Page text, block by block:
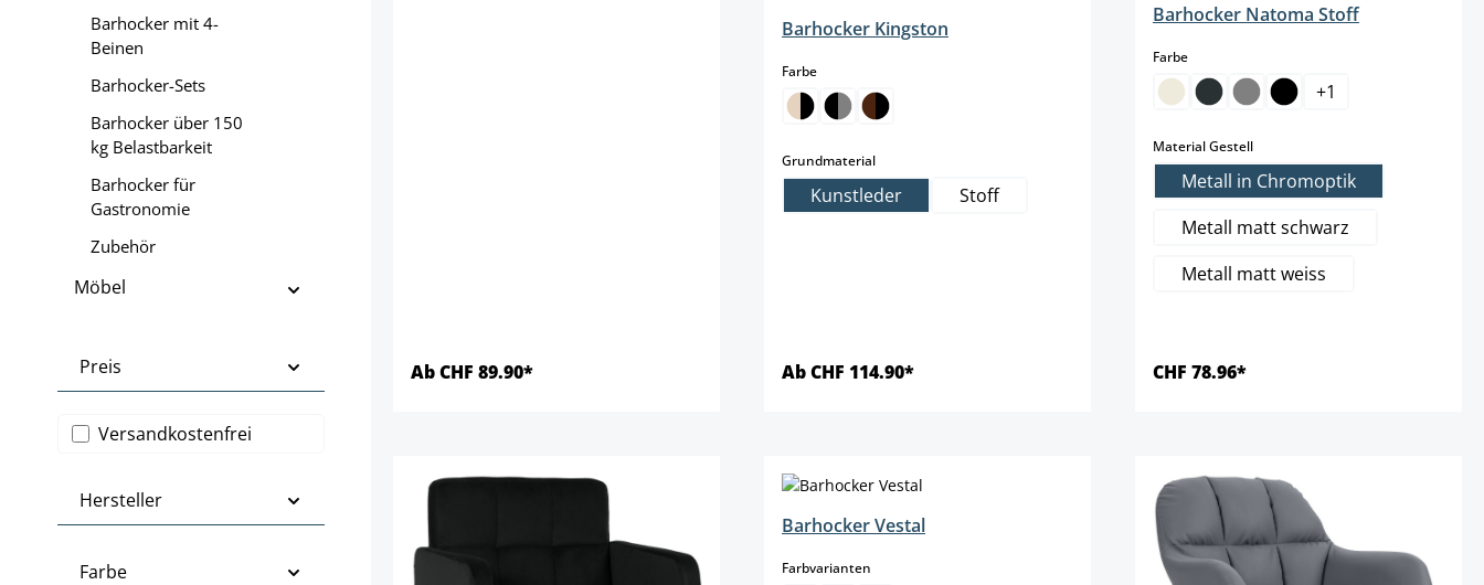
Barhocker mit 4-
Beinen
Barhocker-Sets
Barhocker über 150
kg Belastbarkeit
Barhocker für
Gastronomie
Zubehör
Möbel
Hersteller
Farbe
Preis
Filter hinzufügen: Versandkostenfrei
Versandkostenfrei
Ab CHF 89.90*
Barhocker Kingston
Farbeauswählen
Grundmaterialauswählen
Kunstleder Stoff
Ab CHF 114.90*
Barhocker Natoma Stoff
Farbeauswählen
+1
Material Gestellauswählen
Metall in Chromoptik
Metall matt schwarz
Metall matt weiss
CHF 78.96*
Barhocker Vestal
Farbvarianten